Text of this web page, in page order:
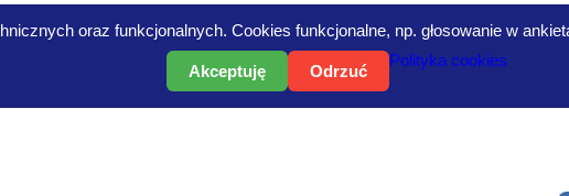
oraz funkcjonalnych. Cookies funkcjonalne, np. głosowanie w
Akceptuję Odrzuć
Polityka cookies